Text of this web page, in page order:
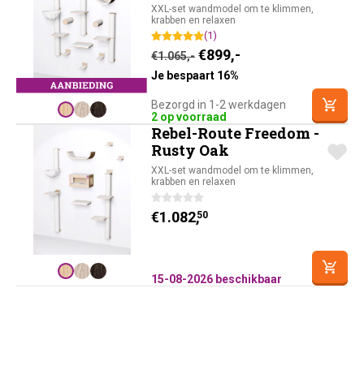
XXL-set wandmodel om te klimmen,
krabben en relaxen
(1)
€1.065,- Oorspronkelijke prijs
€899,-
Je bespaart 16%
Bezorgd in 1-2 werkdagen
2 op voorraad
Rebel-Route Freedom -
Rusty Oak
XXL-set wandmodel om te klimmen,
krabben en relaxen
€1.082,50
15-08-2026 beschikbaar